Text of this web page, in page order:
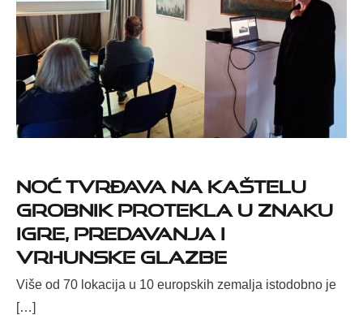
NOĆ TVRĐAVA NA KAŠTELU
GROBNIK PROTEKLA U ZNAKU
IGRE, PREDAVANJA I
VRHUNSKE GLAZBE
Više od 70 lokacija u 10 europskih zemalja istodobno je
[…]